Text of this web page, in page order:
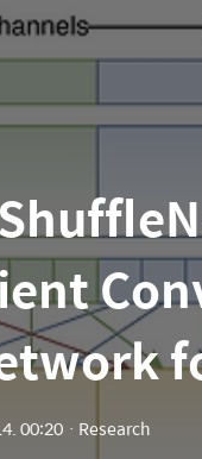
00:20ㆍ Research